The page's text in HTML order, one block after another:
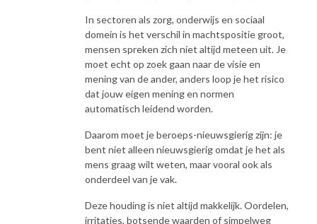
In sectoren als zorg, onderwijs en sociaal
domein is het verschil in machtspositie groot,
mensen spreken zich niet altijd meteen uit. Je
moet echt op zoek gaan naar de visie en
mening van de ander, anders loop je het risico
dat jouw eigen mening en normen
automatisch leidend worden.
Daarom moet je beroeps-nieuwsgierig zijn: je
bent niet alleen nieuwsgierig omdat je het als
mens graag wilt weten, maar vooral ook als
onderdeel van je vak.
Deze houding is niet altijd makkelijk. Oordelen,
irritaties, botsende waarden of simpelweg